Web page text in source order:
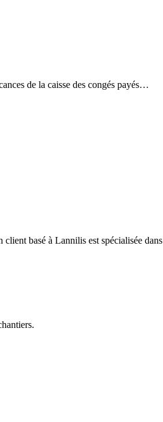
de la caisse des congés payés…
basé à Lannilis est spécialisée